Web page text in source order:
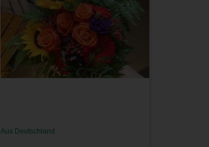
Aus Deutschland